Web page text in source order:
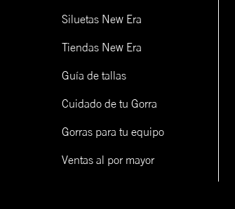
Siluetas New Era
Tiendas New Era
Guía de tallas
Cuidado de tu Gorra
Gorras para tu equipo
Ventas al por mayor